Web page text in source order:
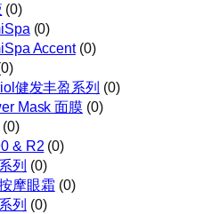
(0)
(0)
Accent(0)
健发丰盈系列 (0)
Mask 面膜 (0)
(0)
& R2 (0)
列 (0)
摩眼霜 (0)
列 (0)